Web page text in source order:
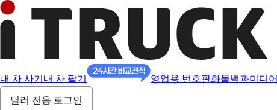
내 차 사기 내 차 팔기 영업용 번호판화물백과미디어
딜러 전용 로그인